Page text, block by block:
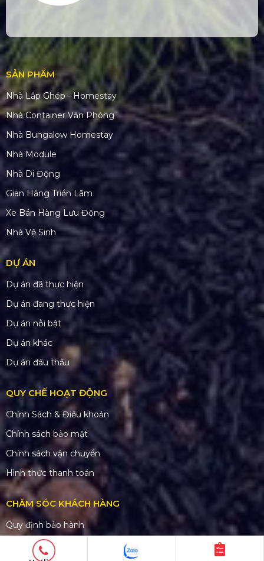
SẢN PHẨM
Nhà Lắp Ghép - Homestay
Nhà Container Văn Phòng
Nhà Bungalow Homestay
Nhà Module
Nhà Di Động
Gian Hàng Triển Lãm
Xe Bán Hàng Lưu Động
Nhà Vệ Sinh
DỰ ÁN
Dự án đã thực hiện
Dự án đang thực hiện
Dự án nỗi bật
Dự án khác
Dự án đấu thầu
QUY CHẾ HOẠT ĐỘNG
Chính Sách & Điều khoản
Chính sách bảo mật
Chính sách vận chuyển
Hình thức thanh toán
CHĂM SÓC KHÁCH HÀNG
Quy định bảo hành
Chính sách bán hàng